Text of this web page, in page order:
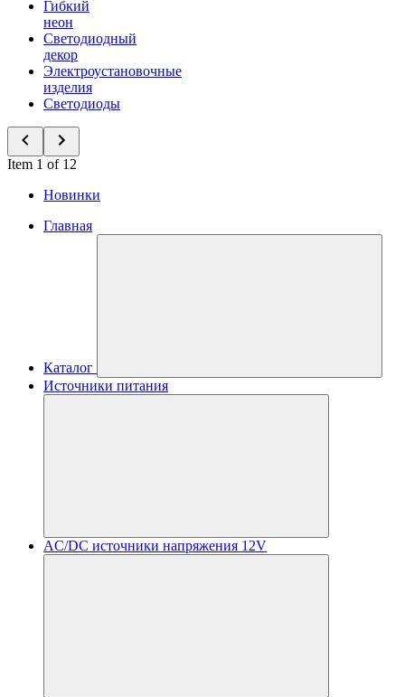
Гибкий
неон
Светодиодный
декор
Электроустановочные
изделия
Светодиоды
Item 1 of 12
Новинки
Главная
Каталог
Источники питания
AC/DC источники напряжения 12V